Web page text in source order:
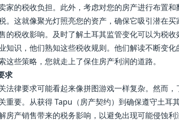
家的税收负担。此外，考虑对您的房产进行布置和
。这就像聚光灯照亮您的资产，确保它吸引潜在
的税收影响。及时了解土耳其监管变化可以为税
知识，他们熟知这些税收规则。他们解读不断变
些策略，您就走上了保住房产利润的道路。
求
法律要求可能看起来像拼图游戏一样复杂。然而
重要。从获得 Tapu（房产契约）到确保遵守土耳
房产销售带来的税务影响，以避免出现可能侵蚀利